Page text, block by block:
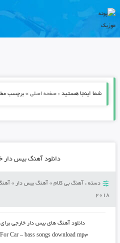
شما اینجا هستید : صفحه اصلی» برچسب
دانلود آهنگ بیس دار
دسته : آهنگ بی کلام» آهنگ بیس دار »
2018
دانلود آهنگ های بیس دار خارجی
Car – bass songs download mp3